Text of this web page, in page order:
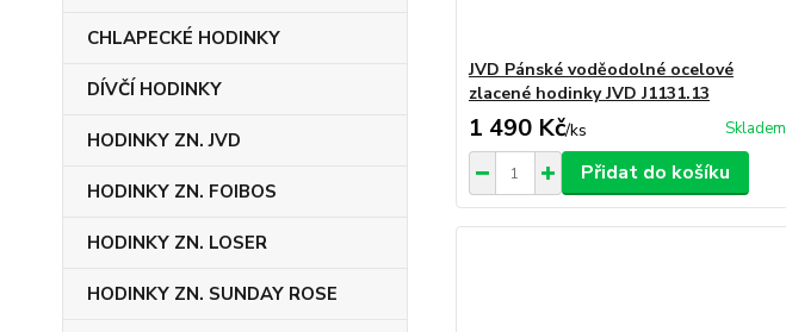
CHLAPECKÉ HODINKY
DÍVČÍ HODINKY
HODINKY ZN. JVD
HODINKY ZN. FOIBOS
HODINKY ZN. LOSER
HODINKY ZN. SUNDAY ROSE
JVD Pánské voděodolné ocelové
zlacené hodinky JVD J1131.13
1 490 Kč/ks Skladem
Přidat do košíku